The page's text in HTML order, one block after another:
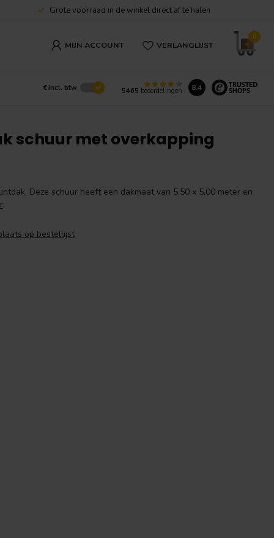
Grote voorraad in de winkel direct af te halen
MIJN ACCOUNT VERLANGLIJST
0
€ Incl. btw 5465 beoordelingen 8.4
schuur met overkapping
Deze schuur heeft een dakmaat van 5,50 x 5,00 meter en
.
op bestellijst